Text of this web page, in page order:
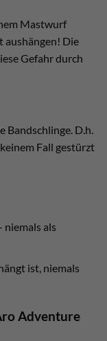
Mastwurf
aushängen! Die
Gefahr durch
Bandschlinge. D.h.
Fall gestürzt
niemals als
ist, niemals
Adventure